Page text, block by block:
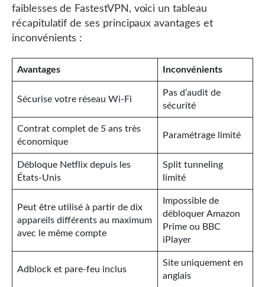
faiblesses de FastestVPN, voici un tableau
récapitulatif de ses principaux avantages et
inconvénients :
Avantages Inconvénients
Sécurise votre réseau Wi-Fi
Pas d’audit de
sécurité
Contrat complet de 5 ans très
économique
Paramétrage limité
Débloque Netflix depuis les
États-Unis
Split tunneling
limité
Peut être utilisé à partir de dix
appareils différents au maximum
avec le même compte
Impossible de
débloquer Amazon
Prime ou BBC
iPlayer
Adblock et pare-feu inclus
Site uniquement en
anglais